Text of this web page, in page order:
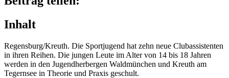
Inhalt
Regensburg/​Kreuth. Die Sport­ju­gend hat zehn neue Club­as­sis­ten­ten
in ihren Reihen. Die jungen Leute im Alter von 14 bis 18 Jahren
werden in den Jugend­her­ber­gen Wald­mün­chen und Kreuth am
Tegern­see in Theo­rie und Praxis geschult.